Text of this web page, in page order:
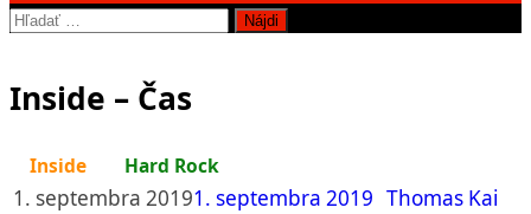
Hľadať:
Inside – Čas
Inside Hard Rock
1. septembra 20191. septembra 2019 Thomas Kai